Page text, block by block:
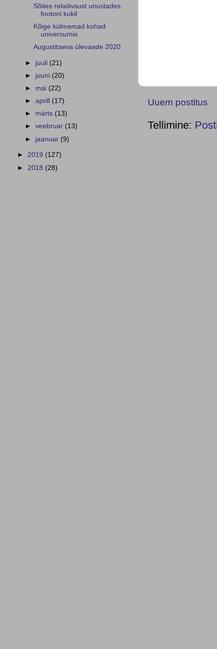
Uuem postitus
Tellimine:
Sõites relatiivsust unustades
footoni kukil
Kõige külmemad kohad
universumis
Augustitaeva ülevaade 2020
► juuli (21)
► juuni (20)
► mai (22)
►aprill (17)
► märts (13)
►veebruar (13)
► jaanuar (9)
► 2019 (127)
► 2018 (28)